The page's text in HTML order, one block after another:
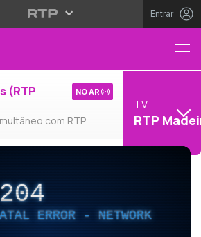
Entrar
(RTP
com RTP
NO AR
TV
RTP
204
ERROR - NETWORK